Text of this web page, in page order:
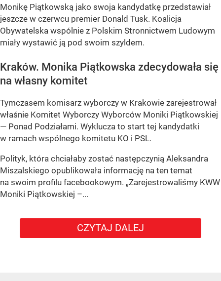
Monikę Piątkowską jako swoja kandydatkę przedstawiał
jeszcze w czerwcu premier Donald Tusk. Koalicja
Obywatelska wspólnie z Polskim Stronnictwem Ludowym
miały wystawić ją pod swoim szyldem.
Kraków. Monika Piątkowska zdecydowała się
na własny komitet
Tymczasem komisarz wyborczy w Krakowie zarejestrował
właśnie Komitet Wyborczy Wyborców Moniki Piątkowskiej
— Ponad Podziałami. Wyklucza to start tej kandydatki
w ramach wspólnego komitetu KO i PSL.
Polityk, która chciałaby zostać następczynią Aleksandra
Miszalskiego opublikowała informację na ten temat
na swoim profilu facebookowym. „Zarejestrowaliśmy KWW
Moniki Piątkowskiej –...
CZYTAJ DALEJ